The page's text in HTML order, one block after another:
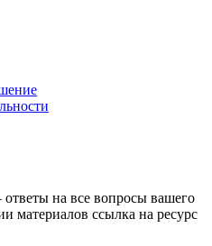
на все вопросы вашего
материалов ссылка на ресурс